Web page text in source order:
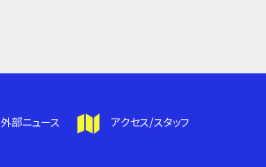
外部ニュース アクセス/スタッフ